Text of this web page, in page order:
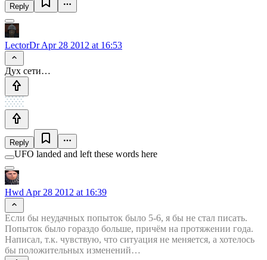
Reply
LectorDrApr 28 2012 at 16:53
Дух сети…
Reply
UFO landed and left these words here
Hwd Apr 28 2012 at 16:39
Если бы неудачных попыток было 5-6, я бы не стал писать.
Попыток было гораздо больше, причём на протяжении года.
Написал, т.к. чувствую, что ситуация не меняется, а хотелось
бы положительных изменений…